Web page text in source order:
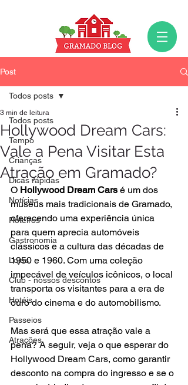
Post
Todos posts
Tempo
Crianças
Dicas rápidas
Notícias
Roteiros
Gastronomia
Lojas
Club - nossos descontos
Hotéis
Passeios
Atrações
Todos posts
Hollywood Dream Cars:
Vale a Pena Visitar Esta
Atração em Gramado?
3 min de leitura
O Hollywood Dream Cars é um dos
museus mais tradicionais de Gramado,
oferecendo uma experiência única
para quem aprecia automóveis
clássicos e a cultura das décadas de
1950 e 1960. Com uma coleção
impecável de veículos icônicos, o local
transporta os visitantes para a era de
ouro do cinema e do automobilismo.
Mas será que essa atração vale a
pena? A seguir, veja o que esperar do
Hollywood Dream Cars, como garantir
desconto na compra do ingresso e se o